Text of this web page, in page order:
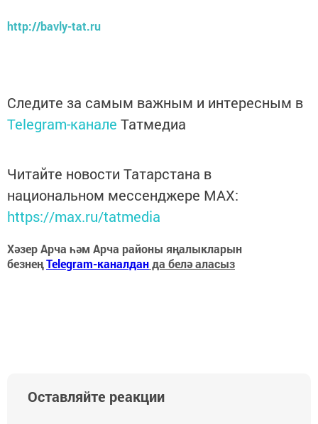
http://bavly-tat.ru
Следите за самым важным и интересным в
Telegram-канале Татмедиа
Читайте новости Татарстана в
национальном мессенджере MАХ:
https://max.ru/tatmedia
Хәзер Арча һәм Арча районы яңалыкларын
безнеңTelegram-каналданда белә аласыз
Оставляйте реакции